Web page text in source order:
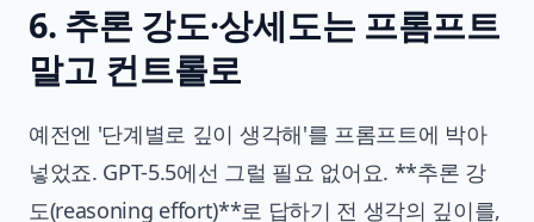
6. 추론 강도·상세도는 프롬프트
말고 컨트롤로
예전엔 '단계별로 깊이 생각해'를 프롬프트에 박아
넣었죠. GPT-5.5에선 그럴 필요 없어요. **추론 강
도(reasoning effort)**로 답하기 전 생각의 깊이를,